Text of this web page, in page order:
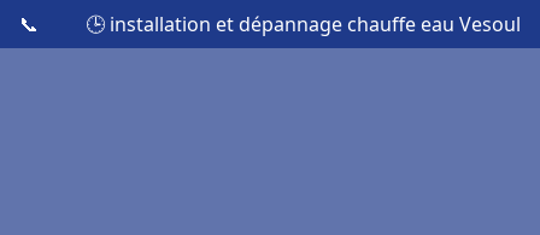
📞 🕒 installation et dépannage chauffe eau Vesoul